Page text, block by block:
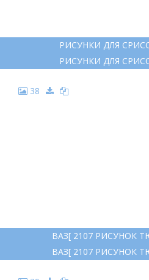
РИСУНКИ ДЛЯ
РИСУНКИ ДЛЯ
38
ВАЗ[ 2107 РИСУНОК
ВАЗ[ 2107 РИСУНОК